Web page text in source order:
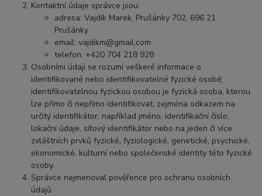
Kontaktní údaje správce jsou:
adresa: Vajdík Marek, Prušánky 702, 696 21
Prušánky
email: vajdikm@gmail.com
telefon: +420 704 218 928
Osobními údaji se rozumí veškeré informace o
identifikované nebo identifikovatelné fyzické osobě;
identifikovatelnou fyzickou osobou je fyzická osoba, kterou
lze přímo či nepřímo identifikovat, zejména odkazem na
určitý identifikátor, například jméno, identifikační číslo,
lokační údaje, síťový identifikátor nebo na jeden či více
zvláštních prvků fyzické, fyziologické, genetické, psychické,
ekonomické, kulturní nebo společenské identity této fyzické
osoby.
Správce nejmenoval pověřence pro ochranu osobních
údajů.